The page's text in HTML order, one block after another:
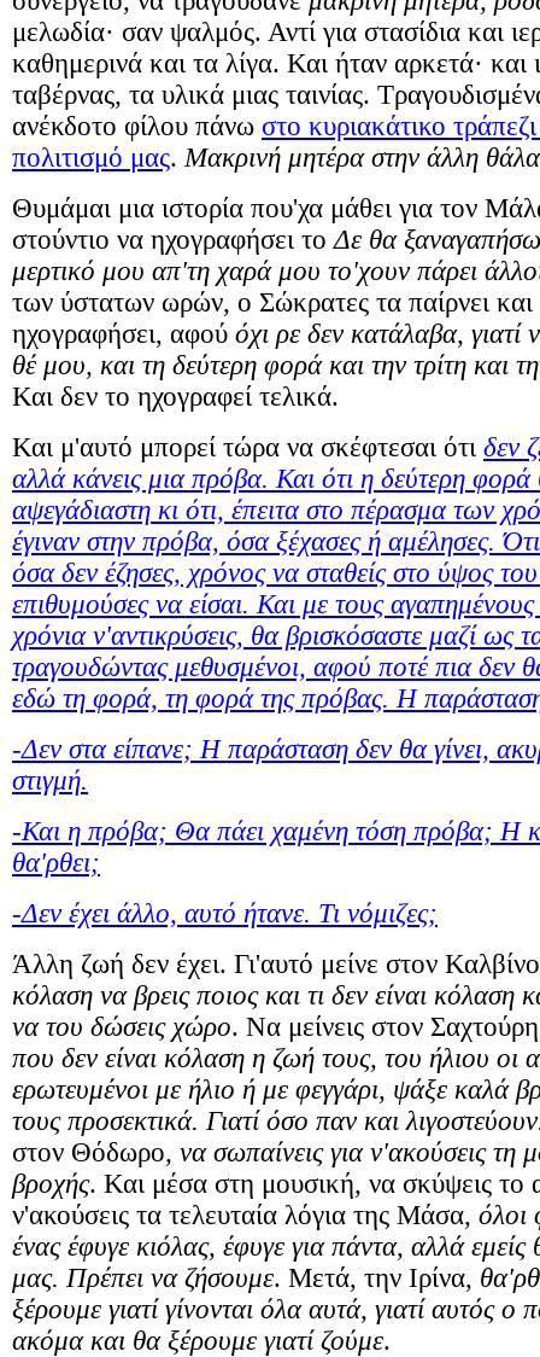
μελωδία· σαν ψαλμός. Αντί για στασίδια και
καθημερινά και τα λίγα. Και ήταν αρκετά· και
ταβέρνας, τα υλικά μιας ταινίας.
ανέκδοτο φίλου πάνω στο κυριακάτικο
πολιτισμό μας. Μακρινή μητέρα στην άλλη
Θυμάμαι μια ιστορία που'χα μάθει για τον
στούντιο να ηχογραφήσει τοΔε θα ξαναγαπήσω
μερτικό μου απ'τη χαρά μου το'χουν πάρει
των ύστατων ωρών, ο Σώκρατες τα παίρνει
ηχογραφήσει, αφού όχι ρε δεν κατάλαβα,
θέ μου, και τη δεύτερη φορά και την τρίτη και
Και δεν το ηχογραφεί τελικά.
Και μ'αυτό μπορεί τώρα να σκέφτεσαι ότι δεν
αλλά κάνεις μια πρόβα. Και ότι η δεύτερη φορά
αψεγάδιαστη κι ότι, έπειτα στο πέρασμα των
έγιναν στην πρόβα, όσα ξέχασες ή αμέλησες.
όσα δεν έζησες, χρόνος να σταθείς στο ύψος
επιθυμούσες να είσαι. Και με τους
χρόνια ν'αντικρύσεις, θα βρισκόσαστε μαζί ως
τραγουδώντας μεθυσμένοι, αφού ποτέ πια δεν
εδώ τη φορά, τη φορά της πρόβας. Η παράσταση
-Δεν στα είπανε; Η παράσταση δεν θα γίνει,
στιγμή.
-Και η πρόβα; Θα πάει χαμένη τόση πρόβα; Η
θα'ρθει;
-Δεν έχει άλλο, αυτό ήτανε. Τι νόμιζες;
Άλλη ζωή δεν έχει. Γι'αυτό μείνε στον
κόλαση να βρεις ποιος και τι δεν είναι κόλαση
να του δώσεις χώρο. Να μείνεις στον
που δεν είναι κόλαση η ζωή τους, του ήλιου οι
ερωτευμένοι με ήλιο ή με φεγγάρι, ψάξε καλά
τους προσεκτικά. Γιατί όσο παν και
στον Θόδωρο, να σωπαίνεις για ν'ακούσεις τη
βροχής. Και μέσα στη μουσική, να σκύψεις το
ν'ακούσεις τα τελευταία λόγια της Μάσα, όλοι
ένας έφυγε κιόλας, έφυγε για πάντα, αλλά
μας. Πρέπει να ζήσουμε. Μετά, την Ιρίνα,
ξέρουμε γιατί γίνονται όλα αυτά, γιατί αυτός ο
ακόμα και θα ξέρουμε γιατί ζούμε.